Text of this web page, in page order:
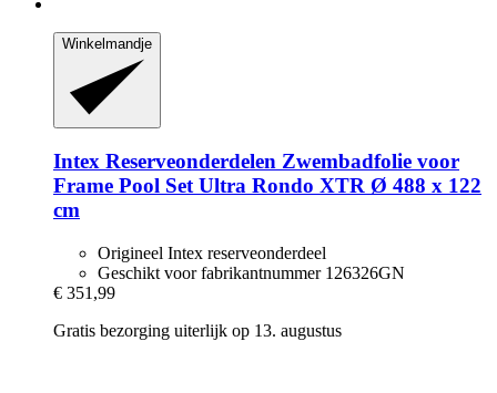
Winkelmandje
Intex Reserveonderdelen Zwembadfolie voor
Frame Pool Set Ultra Rondo XTR Ø 488 x 122
cm
Origineel Intex reserveonderdeel
Geschikt voor fabrikantnummer 126326GN
€ 351,99
Gratis bezorging uiterlijk op 13. augustus